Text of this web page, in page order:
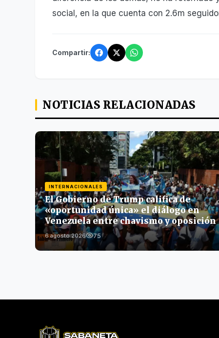
social, en la que cuenta con 2.6m
Compartir:
NOTICIAS RELACIONADAS
INTERNACIONALES
El Gobierno de Trump califica de
«oportunidad única» el diálogo en
Venezuela entre chavismo y oposición
6 agosto 2026 75